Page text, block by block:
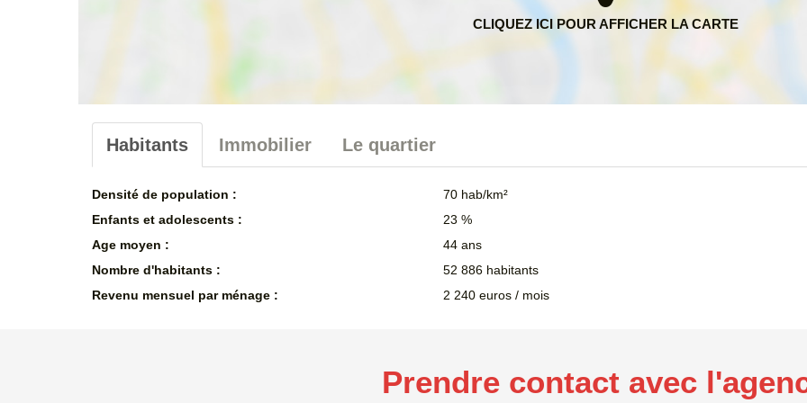
Habitants Immobilier Le quartier
Densité de population :
70 hab/km²
Enfants et adolescents :
23 %
Age moyen :
44 ans
Nombre d'habitants :
52 886 habitants
Revenu mensuel par ménage :
2 240 euros / mois
Prendre contact avec